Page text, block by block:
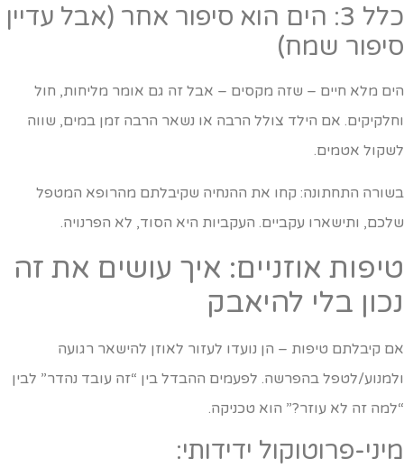
כלל 3: הים הוא סיפור אחר (אבל עדיין
שמח)
מלא חיים – שזה מקסים – אבל זה גם אומר מליחות, חול
אם הילד צולל הרבה או נשאר הרבה זמן במים, שווה
אטמים.
התחתונה: קחו את ההנחיה שקיבלתם מהרופא המטפל
ותישארו עקביים. העקביות היא הסוד, לא הפרנויה.
אוזניים: איך עושים את זה
בלי להיאבק
קיבלתם טיפות – הן נועדו לעזור לאוזן להישאר רגועה
לטפל בהפרשה. לפעמים ההבדל בין “זה עובד נהדר” לבין
זה לא עוזר?” הוא טכניקה.
פרוטוקול ידידותי: